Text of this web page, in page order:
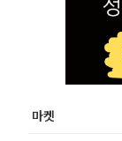
마켓